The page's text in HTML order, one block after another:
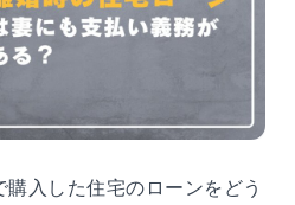
入した住宅のローンをどう